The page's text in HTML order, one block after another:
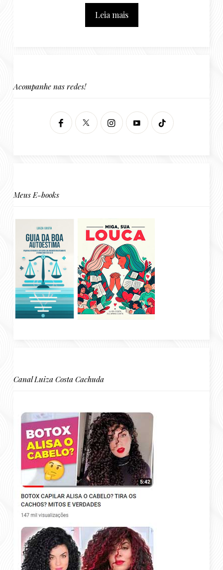
Leia mais
Acompanhe nas redes!
Meus E-books
Canal Luiza Costa Cachuda